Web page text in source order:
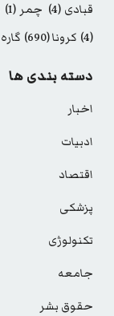
قبادی (4) چمر (1)
(4)
کرونا(690) گاره
دسته بندی ها
اخبار
ادبیات
اقتصاد
پزشکی
تکنولوژی
جامعه
حقوق بشر